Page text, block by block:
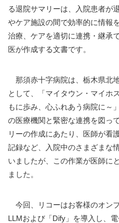
る退院サマリーは、入院患者が
やケア施設の間で効率的に情報
治療、ケアを適切に連携・継承
医が作成する文書です。
那須赤十字病院は、栃木県北
として、「マイタウン・マイホ
もに歩み、心ふれあう病院に～
の医療機関と緊密な連携を図っ
リーの作成にあたり、医師が看
記録など、入院中のさまざまな
いましたが、この作業が医師に
ました。
今回、リコーはお客様のオン
LLMおよび「Dify」を導入し、